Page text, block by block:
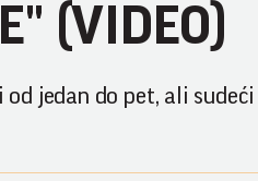
(VIDEO)
jedan do pet, ali